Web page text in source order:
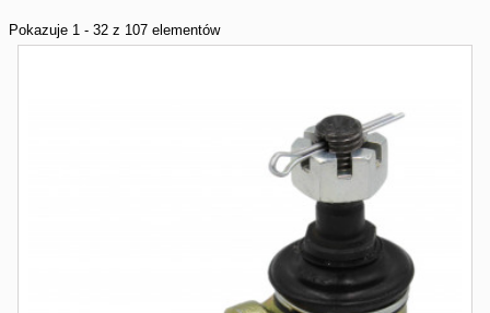
Pokazuje 1 - 32 z 107 elementów